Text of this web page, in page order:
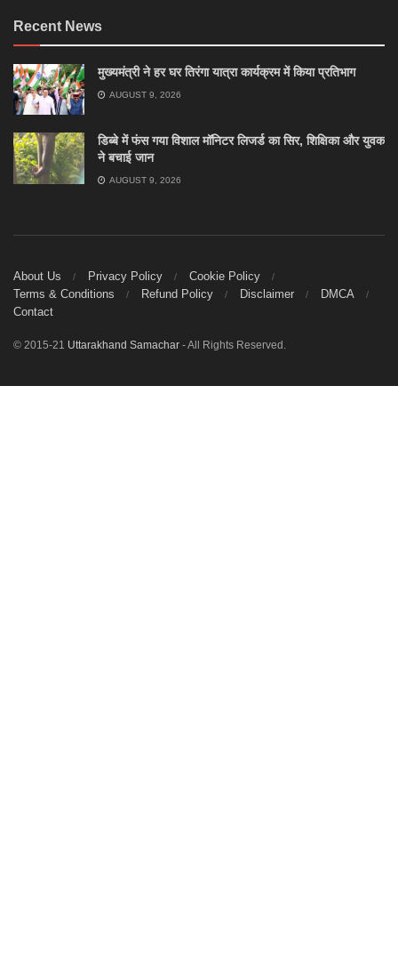
Recent News
मुख्यमंत्री ने हर घर तिरंगा यात्रा कार्यक्रम में किया प्रतिभाग
AUGUST 9, 2026
डिब्बे में फंस गया विशाल मॉनिटर लिजर्ड का सिर, शिक्षिका और युवक
ने बचाई जान
AUGUST 9, 2026
About Us Privacy Policy
Cookie Policy
Terms & Conditions
Refund Policy Disclaimer
DMCA
Contact
© 2015-21 Uttarakhand Samachar - All Rights Reserved.